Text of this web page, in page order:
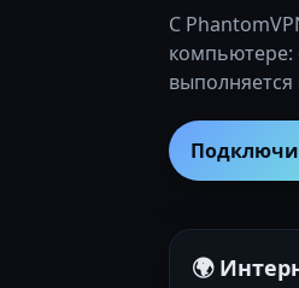
С
компьютере:
🌍